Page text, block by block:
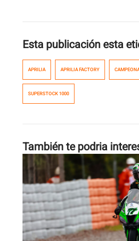
Esta publicación esta
APRILIA APRILIA FACTORY
SUPERSTOCK 1000
También te podria